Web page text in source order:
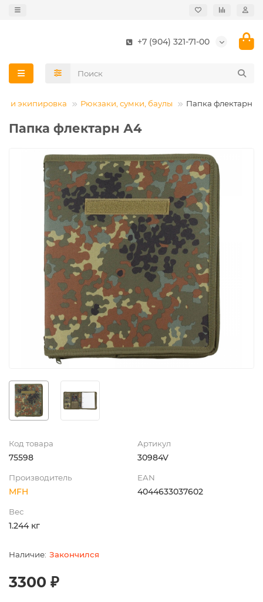
+7 (904) 321-71-00
и экипировка Рюкзаки, сумки, баулы Папка флектарн
Папка флектарн А4
Код товара
75598
Артикул
30984V
Производитель
MFH
EAN
4044633037602
Вес
1.244 кг
Закончился
3300 ₽